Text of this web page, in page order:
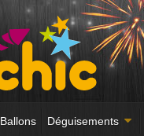
Ballons Déguisements